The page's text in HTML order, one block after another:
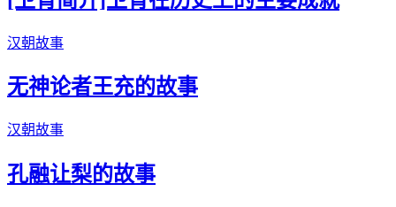
汉朝故事
无神论者王充的故事
汉朝故事
孔融让梨的故事